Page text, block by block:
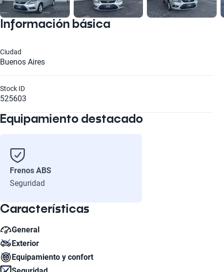
Información básica
Buenos Aires
Ciudad
525603
Stock ID
Equipamiento destacado
Frenos ABS
Seguridad
Características
General
13.4
Exterior
Número de Puertas
Equipamiento y confort